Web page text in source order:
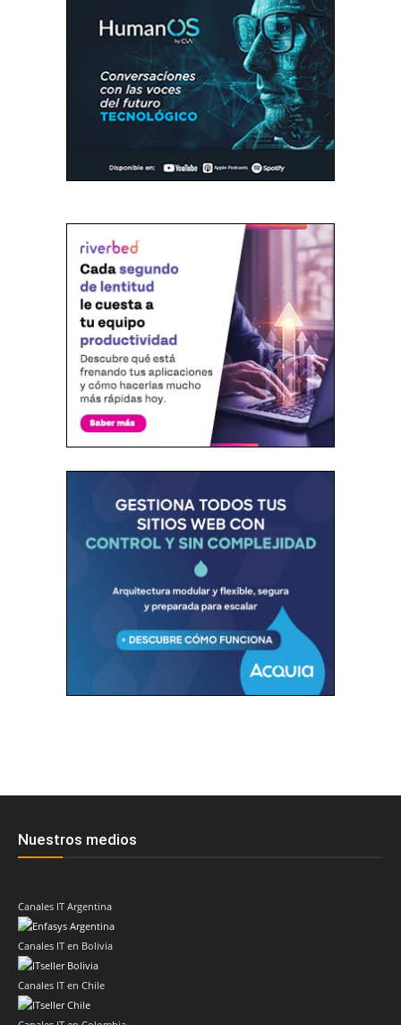
Nuestros medios
Canales IT Argentina
Canales IT en Bolivia
Canales IT en Chile